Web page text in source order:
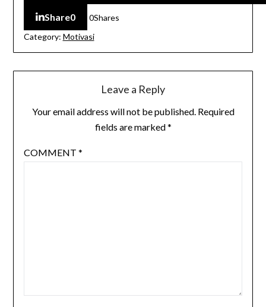
Share0 0Shares
Category: Motivasi
Leave a Reply
Your email address will not be published. Required
fields are marked*
COMMENT *